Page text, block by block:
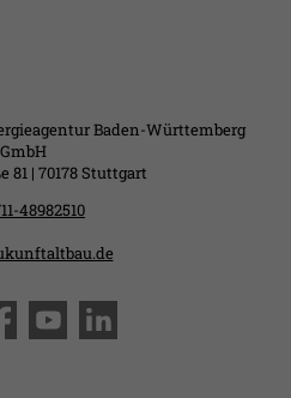
Baden-Württemberg
GmbH
81 | 70178 Stuttgart
48982510